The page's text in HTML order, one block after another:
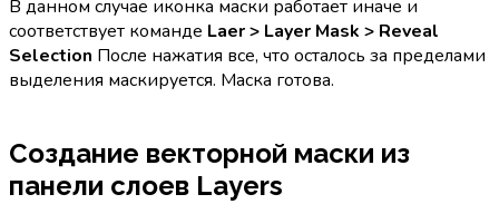
В данном случае иконка маски работает иначе и
соответствует команде Laer > Layer Mask > Reveal
Selection После нажатия все, что осталось за пределами
выделения маскируется. Маска готова.
Создание векторной маски из
панели слоев Layers